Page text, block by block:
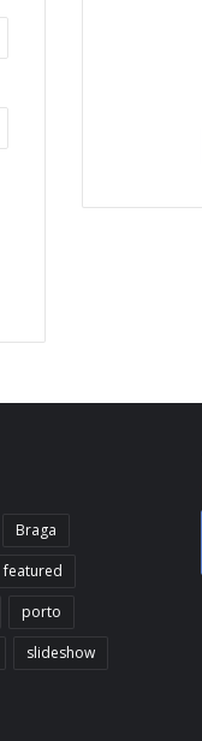
Braga
featured
porto
slideshow